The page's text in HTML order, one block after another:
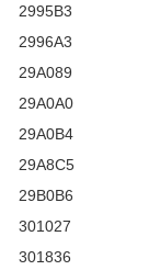
2995B3
2996A3
29A089
29A0A0
29A0B4
29A8C5
29B0B6
301027
301836